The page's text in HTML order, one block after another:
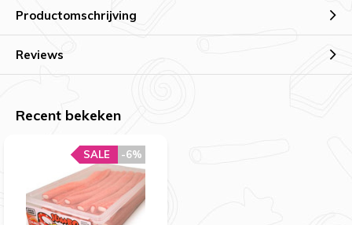
Productomschrijving
Reviews
Recent bekeken
-6%
SALE